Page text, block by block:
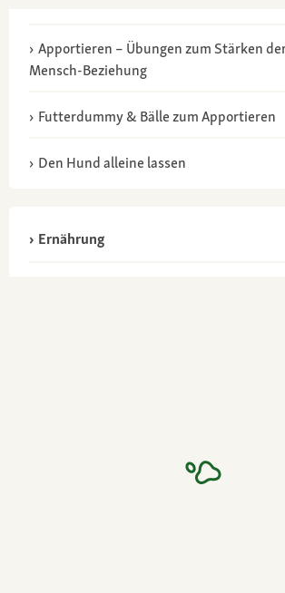
Apportieren – Übungen zum Stärken
Mensch-Beziehung
Futterdummy & Bälle zum Apportieren
Den Hund alleine lassen
Ernährung